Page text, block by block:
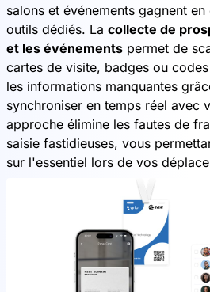
salons et événements gagnent
outils dédiés. La collecte de
et les événements permet de
cartes de visite, badges ou
les informations manquantes
synchroniser en temps réel avec
approche élimine les fautes de
saisie fastidieuses, vous
sur l'essentiel lors de vos